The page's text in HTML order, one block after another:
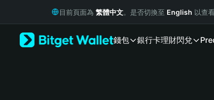
Русский
目前頁面為 繁體中文。是否切換至 English 以查
錢包 銀行卡理財閃兌